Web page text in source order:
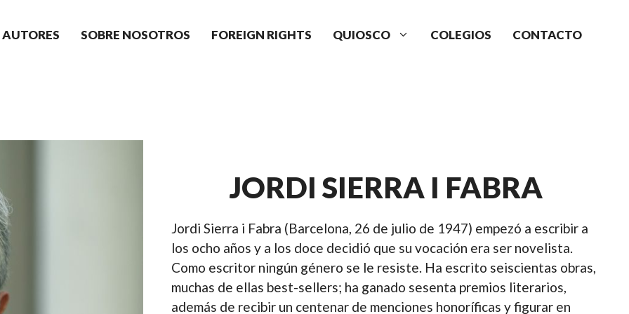
AUTORES SOBRE NOSOTROS FOREIGN RIGHTS QUIOSCO COLEGIOS CONTACTO
JORDI SIERRA I FABRA
Jordi Sierra i Fabra (Barcelona, 26 de julio de 1947) empezó a escribir a
los ocho años y a los doce decidió que su vocación era ser novelista.
Como escritor ningún género se le resiste. Ha escrito seiscientas obras,
muchas de ellas best-sellers; ha ganado sesenta premios literarios,
además de recibir un centenar de menciones honoríficas y figurar en